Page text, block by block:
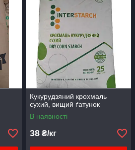
Кукурудзяний крохмаль
сухий, вищий ґатунок
В наявності
38 ₴/кг